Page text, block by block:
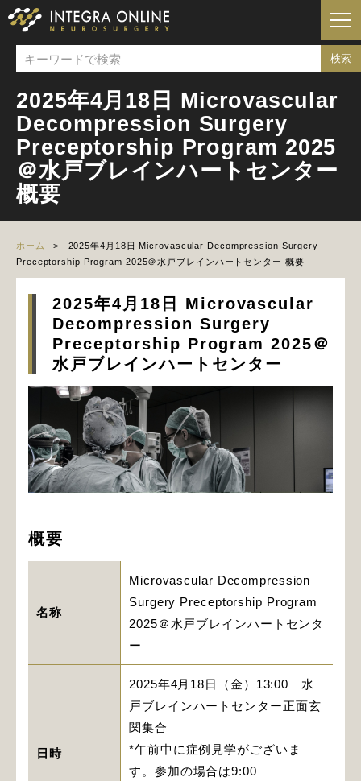
2025年4月18日 Microvascular
Decompression Surgery
Preceptorship Program 2025
＠水戸ブレインハートセンター
概要
ホーム
2025年4月18日 Microvascular Decompression Surgery
Preceptorship Program 2025＠水戸ブレインハートセンター 概要
2025年4月18日 Microvascular
Decompression Surgery
Preceptorship Program 2025＠
水戸ブレインハートセンター
概要
名称
Microvascular Decompression
Surgery Preceptorship Program
2025＠水戸ブレインハートセンタ
ー
日時
2025年4月18日（金）13:00 水
戸ブレインハートセンター正面玄
関集合
*午前中に症例見学がございま
す。参加の場合は9:00